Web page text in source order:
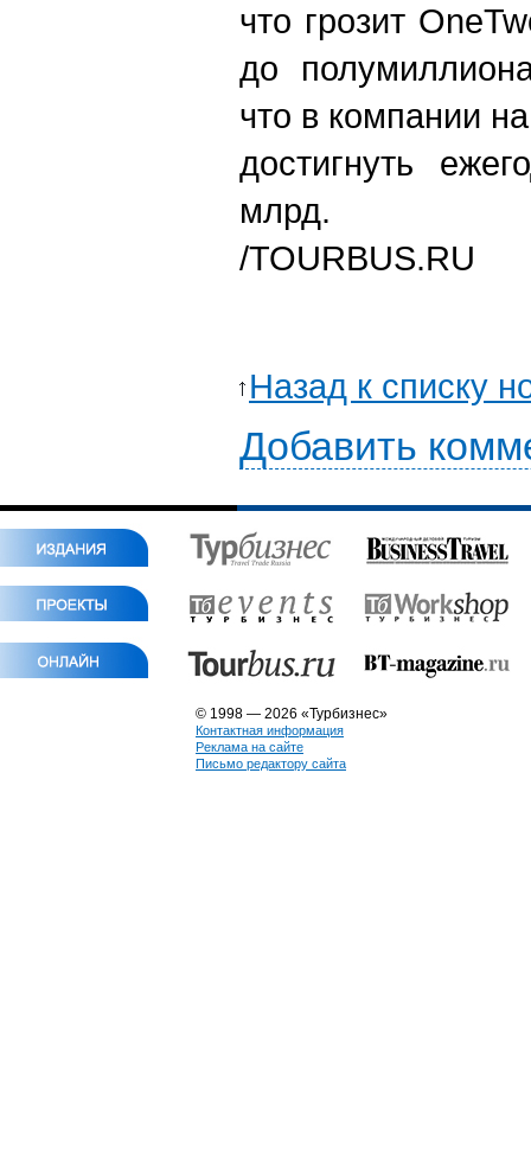
что грозит
до
что в компании
достигнуть
млрд.
/TOURBUS.RU
Назад к списку
Добавить
© 1998 — 2026 «Турбизнес»
Контактная информация
Реклама на сайте
Письмо редактору сайта